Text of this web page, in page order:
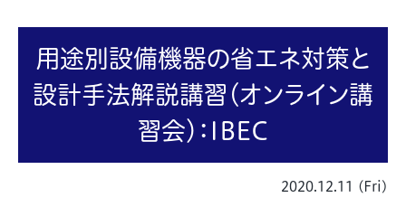
用途別設備機器の省エネ対策と
設計手法解説講習（オンライン講
習会）：IBEC
2020.12.11 (Fri)